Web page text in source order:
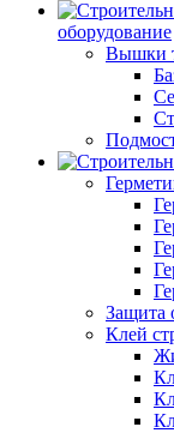
оборудование
Вышки
Защита
Клей